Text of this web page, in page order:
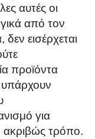
αυτές οι
από τον
εισέρχεται
προϊόντα
για
ακριβώς τρόπο.